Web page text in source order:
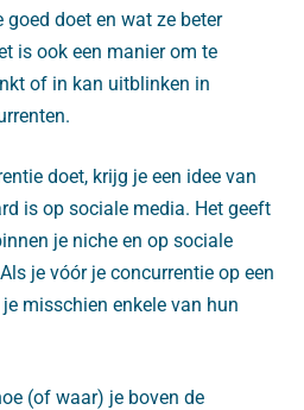
doet en wat ze beter
is ook een manier om te
of in kan uitblinken in
doet, krijg je een idee van
is op sociale media. Het geeft
je niche en op sociale
je vóór je concurrentie op een
misschien enkele van hun
(of waar) je boven de